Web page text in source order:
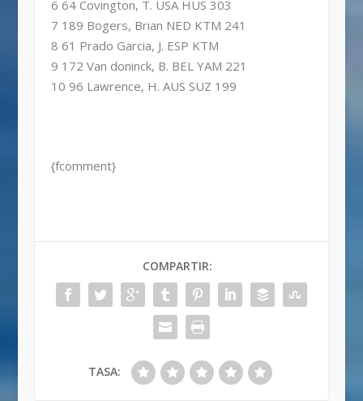
6 64 Covington, T. USA HUS 303
7 189 Bogers, Brian NED KTM 241
8 61 Prado Garcia, J. ESP KTM
9 172 Van doninck, B. BEL YAM 221
10 96 Lawrence, H. AUS SUZ 199
{fcomment}
COMPARTIR:
TASA: